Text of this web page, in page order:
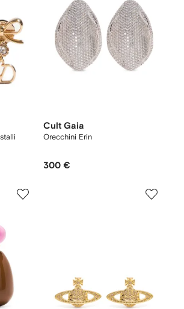
Cult Gaia
Orecchini Erin
300 €